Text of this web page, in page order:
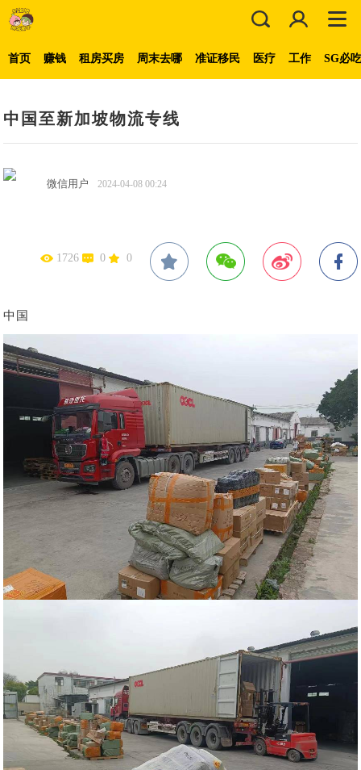
首页 赚钱 租房买房 周末去哪 准证移民 医疗 工作 SG必
中国至新加坡物流专线
微信用户 2024-04-08 00:24
1726 0 0
中国